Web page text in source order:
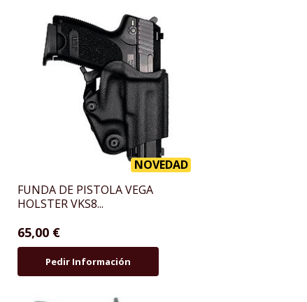
NOVEDAD
FUNDA DE PISTOLA VEGA
HOLSTER VKS8...
65,00 €
Pedir Información